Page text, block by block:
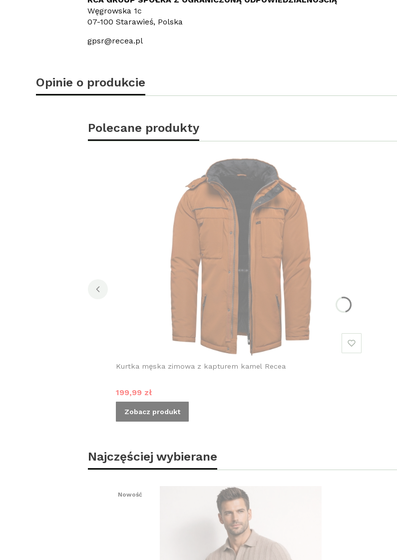
Węgrowska 1c
07-100 Starawieś, Polska
gpsr@recea.pl
Opinie o produkcie
Polecane produkty
Kurtka męska zimowa z kapturem kamel Recea
Cena promocyjna
199,99 zł
Zobacz produkt
Najczęściej wybierane
Nowość